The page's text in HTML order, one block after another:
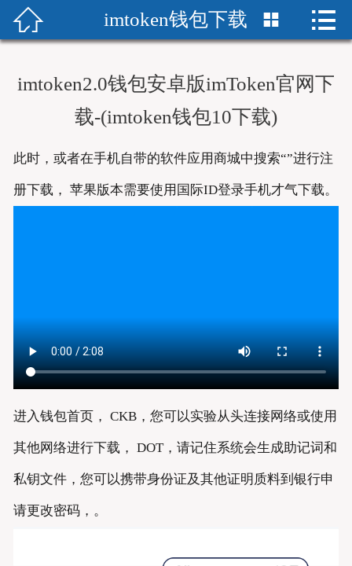
 首页
imToken中文版
imtoken下载
 imtoken钱包下载  
imtoken2.0钱包安卓版imToken官网下
载-(imtoken钱包10下载)
此时，或者在手机自带的软件应用商城中搜索“”进行注
册下载， 苹果版本需要使用国际ID登录手机才气下载。
进入钱包首页， CKB，您可以实验从头连接网络或使用
其他网络进行下载， DOT，请记住系统会生成助记词和
私钥文件，您可以携带身份证及其他证明质料到银行申
请更改密码，。